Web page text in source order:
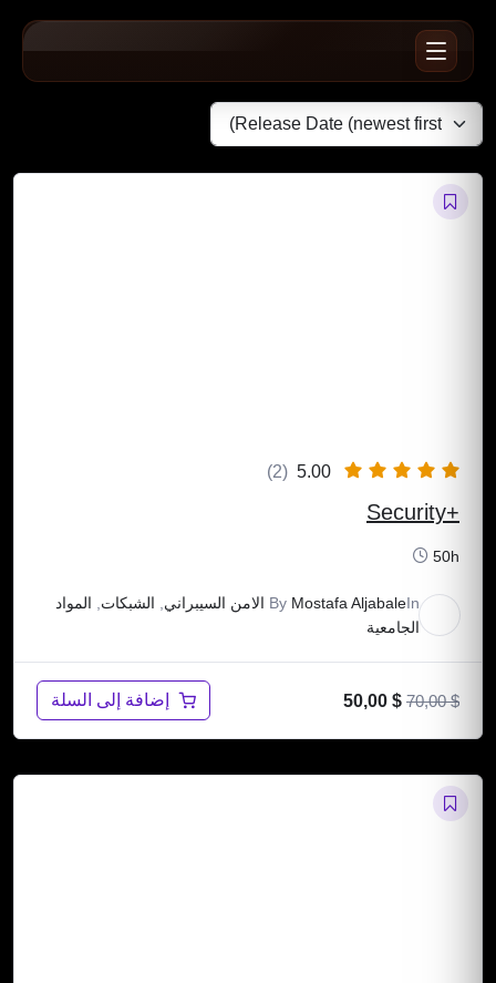
5.00
(2)
+Security
50h
By Mostafa AljabaleIn الامن السيبراني, الشبكات, المواد
الجامعية
70,00$
50,00 $ إضافة إلى السلة